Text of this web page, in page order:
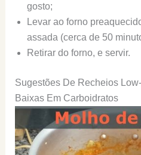
gosto;
Levar ao forno
assada (cerca de 50
Retirar do forno, e servir.
Sugestões De Recheios
Baixas Em Carboidratos